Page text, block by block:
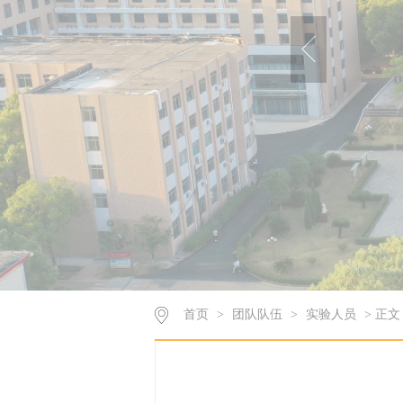
首页 > 团队队伍 > 实验人员 > 正文